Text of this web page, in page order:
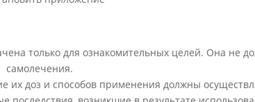
только для ознакомительных целей. Она не
самолечения.
доз и способов применения должны